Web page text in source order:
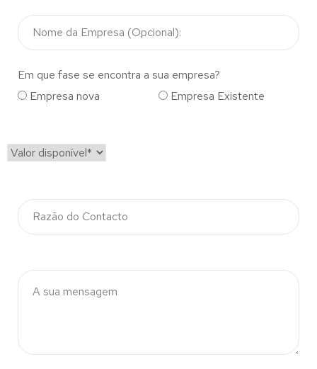
Em que fase se encontra a sua empresa?
Empresa nova
Empresa Existente